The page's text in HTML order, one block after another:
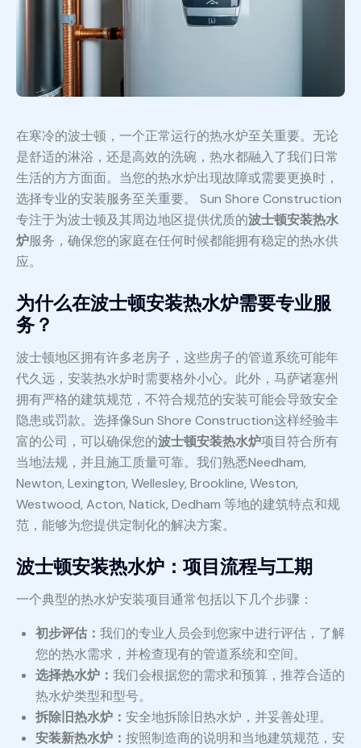
在寒冷的波士顿，一个正常运行的热水炉至关重要。无论
是舒适的淋浴，还是高效的洗碗，热水都融入了我们日常
生活的方方面面。当您的热水炉出现故障或需要更换时，
选择专业的安装服务至关重要。 Sun Shore Construction
专注于为波士顿及其周边地区提供优质的波士顿安装热水
炉服务，确保您的家庭在任何时候都能拥有稳定的热水供
应。
为什么在波士顿安装热水炉需要专业服
务？
波士顿地区拥有许多老房子，这些房子的管道系统可能年
代久远，安装热水炉时需要格外小心。此外，马萨诸塞州
拥有严格的建筑规范，不符合规范的安装可能会导致安全
隐患或罚款。选择像Sun Shore Construction这样经验丰
富的公司，可以确保您的波士顿安装热水炉项目符合所有
当地法规，并且施工质量可靠。我们熟悉Needham,
Newton, Lexington, Wellesley, Brookline, Weston,
Westwood, Acton, Natick, Dedham 等地的建筑特点和规
范，能够为您提供定制化的解决方案。
波士顿安装热水炉：项目流程与工期
一个典型的热水炉安装项目通常包括以下几个步骤：
初步评估： 我们的专业人员会到您家中进行评估，了解
您的热水需求，并检查现有的管道系统和空间。
选择热水炉： 我们会根据您的需求和预算，推荐合适的
热水炉类型和型号。
拆除旧热水炉： 安全地拆除旧热水炉，并妥善处理。
安装新热水炉： 按照制造商的说明和当地建筑规范，安